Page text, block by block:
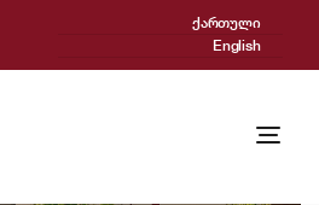
ქართული
English